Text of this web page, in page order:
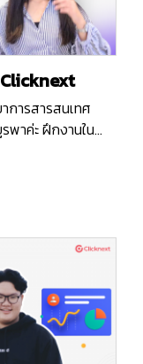
การสารสนเทศ
พาค่ะ ฝึกงานใน
รือที่เค้าเรียกกัน
ของเรา บางคน